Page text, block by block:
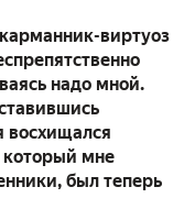
виртуоз
надо мной.
восхищался
который мне
был теперь